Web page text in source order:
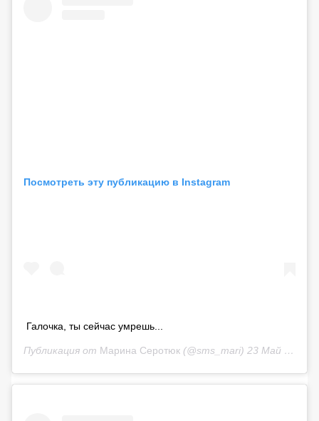
Посмотреть эту публикацию в Instagram
Галочка, ты сейчас умрешь...
Публикация от Марина Серотюк (@sms_mari) 23 Май 2020 в 4:30 PDT